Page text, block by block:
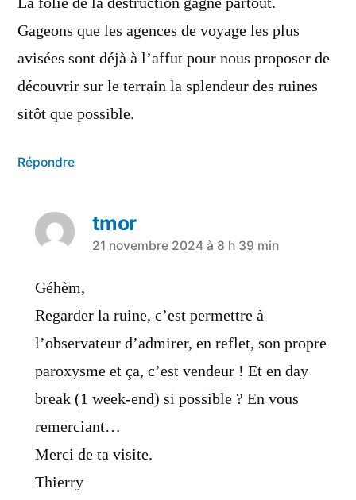
Gageons que les agences de voyage les plus
avisées sont déjà à l’affut pour nous proposer de
découvrir sur le terrain la splendeur des ruines
sitôt que possible.
Répondre
tmor
21 novembre 2024 à 8 h 39 min
Géhèm,
Regarder la ruine, c’est permettre à
l’observateur d’admirer, en reflet, son propre
paroxysme et ça, c’est vendeur ! Et en day
break (1 week-end) si possible ? En vous
remerciant…
Merci de ta visite.
Thierry